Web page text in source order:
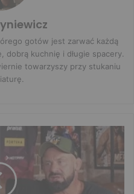
gotów jest zarwać każdą
dobrą kuchnię i długie spacery.
towarzyszy przy stukaniu